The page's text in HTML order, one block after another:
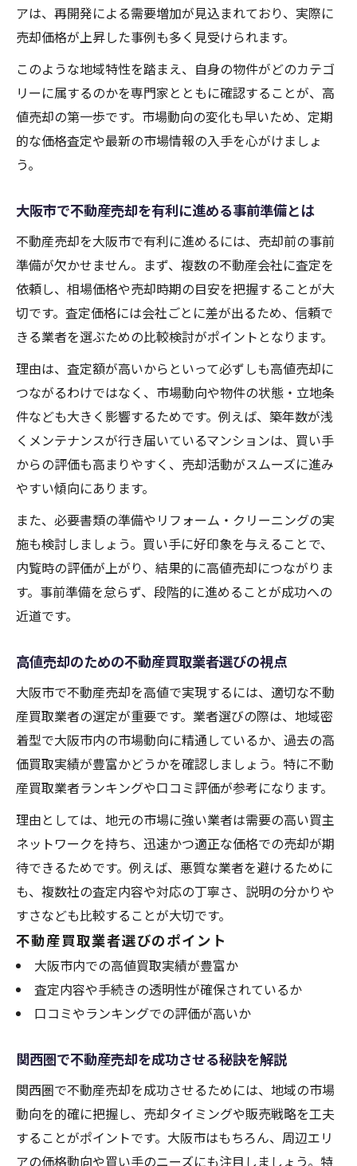
不動産売却を成功へ導く大阪市の戦略
大阪市で不動産売却を高値成功させる交渉
術
不動産売却のタイミングを見極める方法
高価買取につなげる大阪市の物件アピール
法
高価売却なら大阪市の物件が有利な理由
大阪市で不動産売却が高値になるエリア特
性
不動産売却に強い大阪市の資産価値が注目
される理由
点
高価買取を実現する大阪市の需要背景を分
析
不動産売却で大阪市の物件が選ばれるポイ
ント
最新の大阪市不動産売却市場動向を徹底解
説
不動産売却で注目の大阪市内エリアランキ
不動産売却時に役立つ大阪市の価格推移分
析
大阪市の不動産買取業者動向を把握する方
法
賢い売却で大阪市の資産価値を最大化
不動産売却で資産価値を高める大阪市の工
夫点
大阪市不動産売却時のリフォーム活用法と
注意点
不動産売却で大阪市の資産を守る契約ポイ
ント
大阪市で高値売却を叶えるプレゼン方法と
は
不動産売却の資産最大化に必要な専門家選
び
アは、再開発による需要増加が見込まれており、実際に
売却価格が上昇した事例も多く見受けられます。
このような地域特性を踏まえ、自身の物件がどのカテゴ
リーに属するのかを専門家とともに確認することが、高
値売却の第一歩です。市場動向の変化も早いため、定期
的な価格査定や最新の市場情報の入手を心がけましょ
う。
大阪市で不動産売却を有利に進める事前準備とは
不動産売却を大阪市で有利に進めるには、売却前の事前
準備が欠かせません。まず、複数の不動産会社に査定を
依頼し、相場価格や売却時期の目安を把握することが大
切です。査定価格には会社ごとに差が出るため、信頼で
きる業者を選ぶための比較検討がポイントとなります。
理由は、査定額が高いからといって必ずしも高値売却に
つながるわけではなく、市場動向や物件の状態・立地条
件なども大きく影響するためです。例えば、築年数が浅
くメンテナンスが行き届いているマンションは、買い手
からの評価も高まりやすく、売却活動がスムーズに進み
やすい傾向にあります。
また、必要書類の準備やリフォーム・クリーニングの実
施も検討しましょう。買い手に好印象を与えることで、
内覧時の評価が上がり、結果的に高値売却につながりま
す。事前準備を怠らず、段階的に進めることが成功への
近道です。
高値売却のための不動産買取業者選びの視点
大阪市で不動産売却を高値で実現するには、適切な不動
産買取業者の選定が重要です。業者選びの際は、地域密
着型で大阪市内の市場動向に精通しているか、過去の高
価買取実績が豊富かどうかを確認しましょう。特に不動
産買取業者ランキングや口コミ評価が参考になります。
理由としては、地元の市場に強い業者は需要の高い買主
ネットワークを持ち、迅速かつ適正な価格での売却が期
待できるためです。例えば、悪質な業者を避けるために
も、複数社の査定内容や対応の丁寧さ、説明の分かりや
すさなども比較することが大切です。
不動産買取業者選びのポイント
大阪市内での高値買取実績が豊富か
査定内容や手続きの透明性が確保されているか
口コミやランキングでの評価が高いか
関西圏で不動産売却を成功させる秘訣を解説
関西圏で不動産売却を成功させるためには、地域の市場
動向を的確に把握し、売却タイミングや販売戦略を工夫
することがポイントです。大阪市はもちろん、周辺エリ
アの価格動向や買い手のニーズにも注目しましょう。特